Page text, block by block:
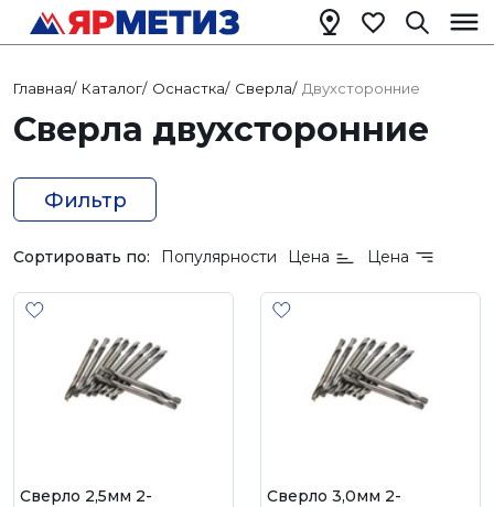
Главная/ Каталог/ Оснастка/ Сверла/ Двухсторонние
Сверла двухсторонние
Фильтр
Сортировать по: Популярности Цена Цена
Сверло 2,5мм 2-
Сверло 3,0мм 2-